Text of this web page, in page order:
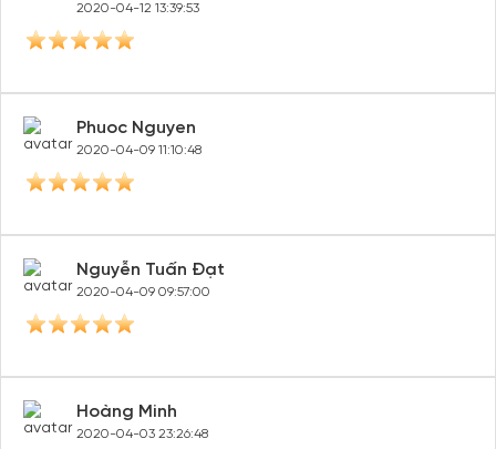
2020-04-12 13:39:53
Phuoc Nguyen
2020-04-09 11:10:48
Nguyễn Tuấn Đạt
2020-04-09 09:57:00
Hoàng Minh
2020-04-03 23:26:48